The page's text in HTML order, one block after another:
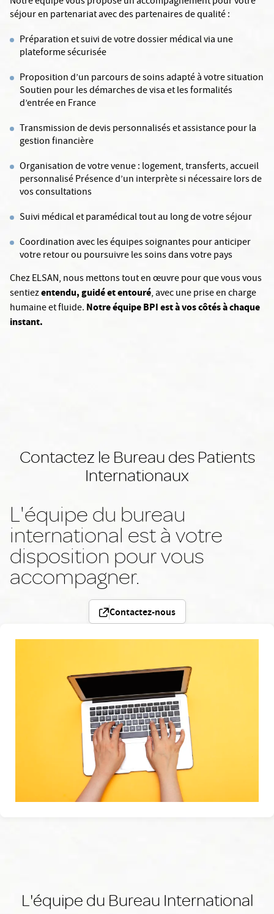
séjour en partenariat avec des partenaires de qualité :
Préparation et suivi de votre dossier médical via une
plateforme sécurisée
Proposition d’un parcours de soins adapté à votre situation
Soutien pour les démarches de visa et les formalités
d’entrée en France
Transmission de devis personnalisés et assistance pour la
gestion financière
Organisation de votre venue : logement, transferts, accueil
personnalisé Présence d’un interprète si nécessaire lors de
vos consultations
Suivi médical et paramédical tout au long de votre séjour
Coordination avec les équipes soignantes pour anticiper
votre retour ou poursuivre les soins dans votre pays
Chez ELSAN, nous mettons tout en œuvre pour que vous vous
sentiezentendu, guidé et entouré, avec une prise en charge
humaine et fluide. Notre équipe BPI est à vos côtés à chaque
instant.
Contactez le Bureau des Patients
Internationaux
L'équipe du bureau
international est à votre
disposition pour vous
accompagner.
Contactez-nous
L'équipe du Bureau International